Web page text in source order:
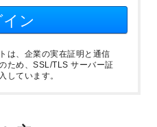
イン
は、企業の実在証明と通信
ため、SSL/TLS サーバー証
しています。